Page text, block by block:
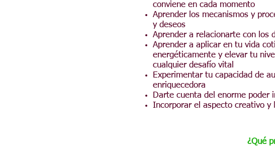
conviene en cada momento
Aprender los mecanismos y
y deseos
Aprender a relacionarte con los
Aprender a aplicar en tu vida
energéticamente y elevar tu
cualquier desafío vital
Experimentar tu capacidad de
enriquecedora
Darte cuenta del enorme poder
Incorporar el aspecto creativo y
¿Qué